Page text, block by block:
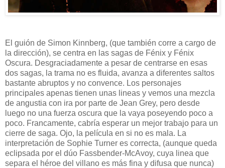
El guión de Simon Kinnberg, (que también corre a cargo de
la dirección), se centra en las sagas de Fénix y Fénix
Oscura. Desgraciadamente a pesar de centrarse en esas
dos sagas, la trama no es fluida, avanza a diferentes saltos
bastante abruptos y no convence. Los personajes
principales apenas tienen unas lineas y vemos una mezcla
de angustia con ira por parte de Jean Grey, pero desde
luego no una fuerza oscura que la vaya poseyendo poco a
poco. Francamente, cabría esperar un mejor trabajo para un
cierre de saga. Ojo, la película en si no es mala. La
interpretación de Sophie Turner es correcta, (aunque queda
eclipsada por el dúo Fassbender-McAvoy, cuya linea que
separa el héroe del villano es más fina y difusa que nunca)